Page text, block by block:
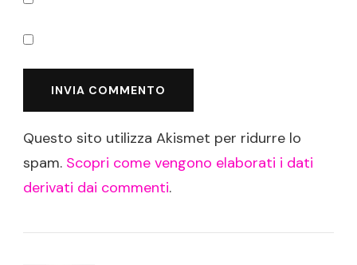
Questo sito utilizza Akismet per ridurre lo
spam. Scopri come vengono elaborati i dati
derivati dai commenti.